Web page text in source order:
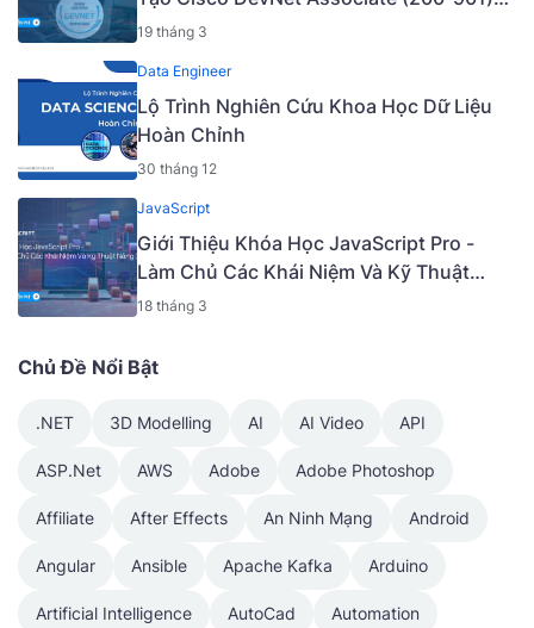
v1.1 [Mã - 6927 A]
19 tháng 3
Data Engineer
Lộ Trình Nghiên Cứu Khoa Học Dữ Liệu
Hoàn Chỉnh
30 tháng 12
JavaScript
Giới Thiệu Khóa Học JavaScript Pro -
Làm Chủ Các Khái Niệm Và Kỹ Thuật
Nâng Cao [Mã - 6919 A]
18 tháng 3
Chủ Đề Nổi Bật
.NET 3D Modelling AI AI Video API
ASP.Net AWS Adobe Adobe Photoshop
Affiliate After Effects An Ninh Mạng Android
Angular Ansible Apache Kafka Arduino
Artificial Intelligence AutoCad Automation